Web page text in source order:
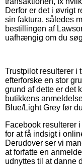
Derfor er det i øvrigt
sin faktura, således
bestillingen af
uafhængig om du
Trustpilot resulterer i
efterforske en stor
grund af dette er det
butikkens
Blue/Light Grey før
Facebook resulterer
for at få indsigt i
Derudover ser vi
at forfatte en
udnyttes til at danne